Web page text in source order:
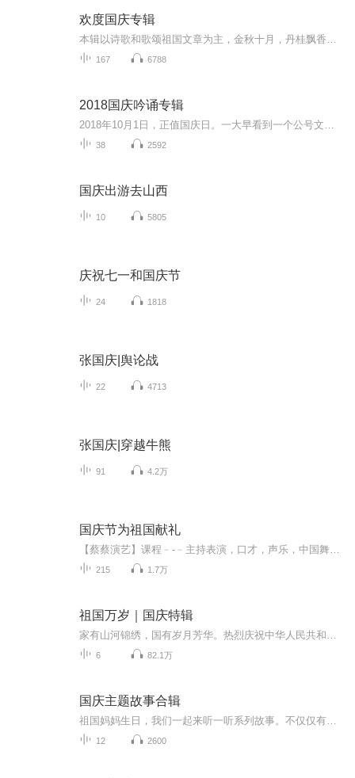
欢度国庆专辑
167 6788
2018国庆吟诵专辑
38 2592
国庆出游去山西
10 5805
庆祝七一和国庆节
24 1818
张国庆|舆论战
22 4713
张国庆|穿越牛熊
91 4.2万
国庆节为祖国献礼
215 1.7万
祖国万岁｜国庆特辑
6 82.1万
国庆主题故事合辑
12 2600